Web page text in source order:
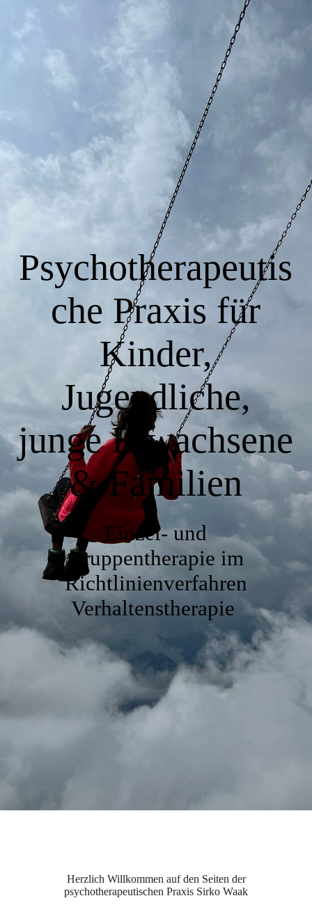
Psychotherapeutis
che Praxis für
Kinder,
Jugendliche,
junge Erwachsene
& Familien
Einzel- und
Gruppentherapie im
Richtlinienverfahren
Verhaltenstherapie
Herzlich Willkommen auf den Seiten der
psychotherapeutischen Praxis Sirko Waak
Startseite
Die Praxis
Weitere Infos
Lage/Anfahrt
Impressum